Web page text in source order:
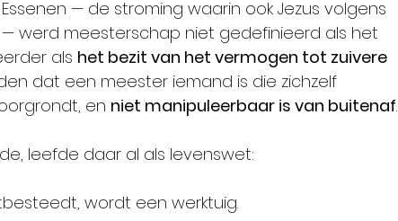
— de stroming waarin ook Jezus volgens
werd meesterschap niet gedefinieerd als het
als het bezit van het vermogen tot zuivere
dat een meester iemand is die zichzelf
en niet manipuleerbaar is van buitenaf.
leefde daar al als levenswet:
wordt een werktuig.